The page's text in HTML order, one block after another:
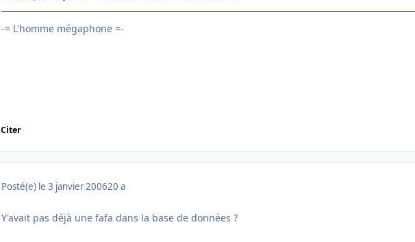
-= L'homme mégaphone =-
Citer
Posté(e) le 3 janvier 200620 a
Y'avait pas déjà une fafa dans la base de données ?